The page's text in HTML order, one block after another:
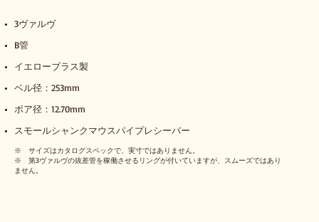
3ヴァルヴ
B管
イエローブラス製
ベル径：253mm
ボア径：12.70mm
スモールシャンクマウスパイプレシーバー
※ サイズはカタログスペックで、実寸ではありません。
※ 第3ヴァルヴの抜差管を稼働させるリングが付いていますが、スムーズではあり
ません。